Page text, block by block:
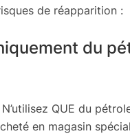
de réapparition :
du
N’utilisez QUE du
en magasin